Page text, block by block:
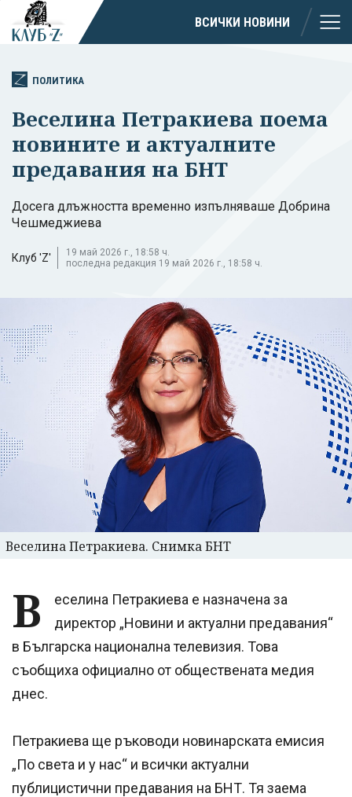
ВСИЧКИ НОВИНИ
ПОЛИТИКА
Веселина Петракиева поема
новините и актуалните
предавания на БНТ
Досега длъжността временно изпълняваше Добрина
Чешмеджиева
Клуб 'Z'
19 май 2026 г., 18:58 ч.
последна редакция 19 май 2026 г., 18:58 ч.
Веселина Петракиева. Снимка БНТ
В
еселина Петракиева е назначена за
директор „Новини и актуални предавания“
в Българска национална телевизия. Това
съобщиха официално от обществената медия
днес.
Петракиева ще ръководи новинарската емисия
„По света и у нас“ и всички актуални
публицистични предавания на БНТ. Тя заема